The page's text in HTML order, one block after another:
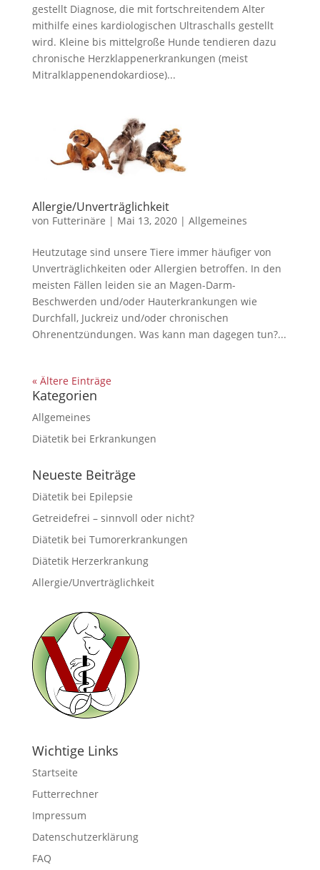
gestellt Diagnose, die mit fortschreitendem Alter
mithilfe eines kardiologischen Ultraschalls gestellt
wird. Kleine bis mittelgroße Hunde tendieren dazu
chronische Herzklappenerkrankungen (meist
Mitralklappenendokardiose)...
Allergie/Unverträglichkeit
von Futterinäre | Mai 13, 2020| Allgemeines
Heutzutage sind unsere Tiere immer häufiger von
Unverträglichkeiten oder Allergien betroffen. In den
meisten Fällen leiden sie an Magen-Darm-
Beschwerden und/oder Hauterkrankungen wie
Durchfall, Juckreiz und/oder chronischen
Ohrenentzündungen. Was kann man dagegen tun?...
« Ältere Einträge
Kategorien
Allgemeines
Diätetik bei Erkrankungen
Neueste Beiträge
Diätetik bei Epilepsie
Getreidefrei – sinnvoll oder nicht?
Diätetik bei Tumorerkrankungen
Diätetik Herzerkrankung
Allergie/Unverträglichkeit
Wichtige Links
Startseite
Futterrechner
Impressum
Datenschutzerklärung
FAQ